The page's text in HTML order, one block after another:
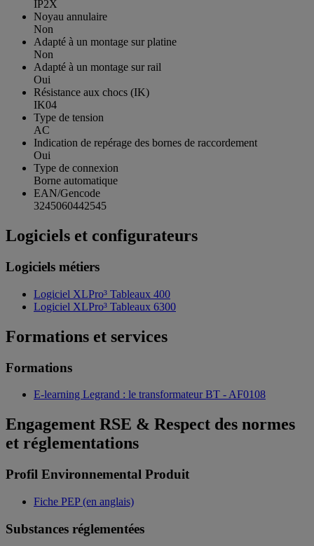
IP2X
Noyau annulaire
Non
Adapté à un montage sur platine
Non
Adapté à un montage sur rail
Oui
Résistance aux chocs (IK)
IK04
Type de tension
AC
Indication de repérage des bornes de raccordement
Oui
Type de connexion
Borne automatique
EAN/Gencode
3245060442545
Logiciels et configurateurs
Logiciels métiers
Logiciel XLPro³ Tableaux 400
Logiciel XLPro³ Tableaux 6300
Formations et services
Formations
E-learning Legrand : le transformateur BT - AF0108
Engagement RSE & Respect des normes
et réglementations
Profil Environnemental Produit
Fiche PEP (en anglais)
Substances réglementées